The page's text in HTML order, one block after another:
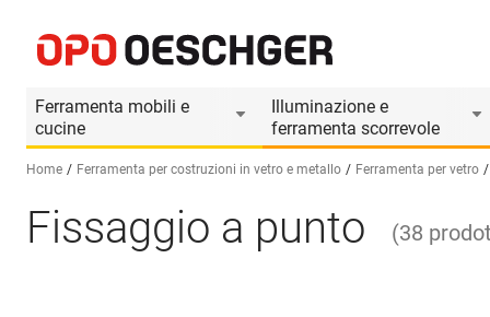
Ferramenta mobili e
cucine
Illuminazione e
ferramenta scorrevole
Seleziona una lingua (IT)
Home Ferramenta per costruzioni in vetro e metallo Ferramenta per vetro
Fissaggio a punto (38